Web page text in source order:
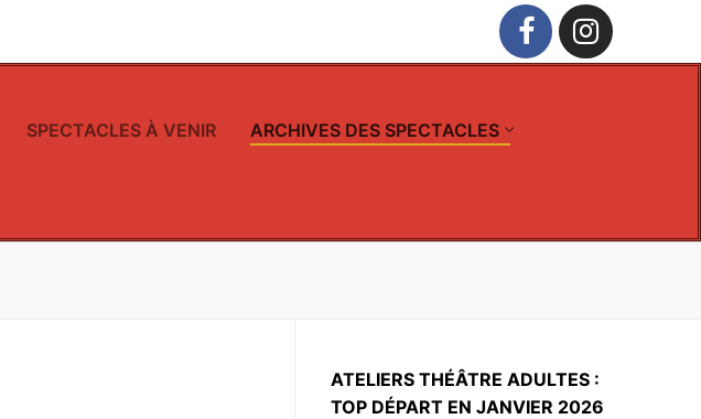
SPECTACLES À VENIR
ARCHIVES DES SPECTACLES
ATELIERS THÉÂTRE ADULTES :
TOP DÉPART EN JANVIER 2026